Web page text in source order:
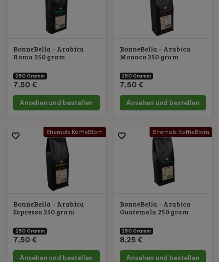
BonneBella - Arabica
Roma 250 gram
250 Gramm
7,50 €
Ansehen und bestellen
BonneBella - Arabica
Monaco 250 gram
250 Gramm
7,50 €
Ansehen und bestellen
Ehemals KoffieBlom
BonneBella - Arabica
Espresso 250 gram
250 Gramm
7,50 €
Ansehen und bestellen
Ehemals KoffieBlom
BonneBella - Arabica
Guatemala 250 gram
250 Gramm
8,25 €
Ansehen und bestellen